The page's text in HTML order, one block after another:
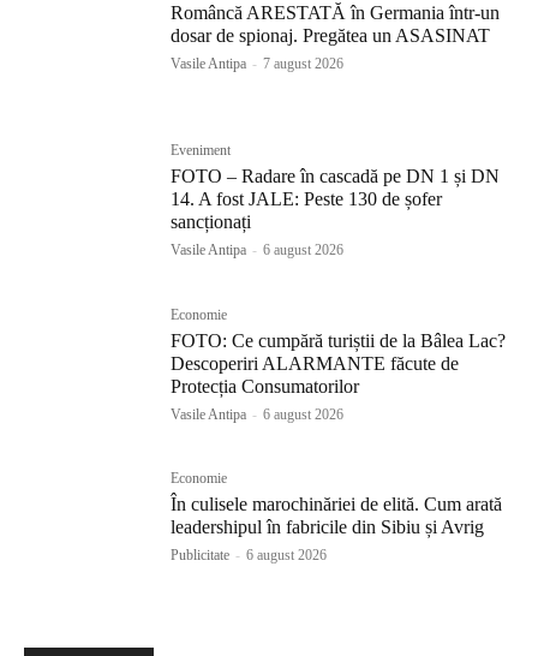
Româncă ARESTATĂ în Germania într-un
dosar de spionaj. Pregătea un ASASINAT
Vasile Antipa - 7 august 2026
Eveniment
FOTO – Radare în cascadă pe DN 1 și DN
14. A fost JALE: Peste 130 de șofer
sancționați
Vasile Antipa - 6 august 2026
Economie
FOTO: Ce cumpără turiștii de la Bâlea Lac?
Descoperiri ALARMANTE făcute de
Protecția Consumatorilor
Vasile Antipa - 6 august 2026
Economie
În culisele marochinăriei de elită. Cum arată
leadershipul în fabricile din Sibiu și Avrig
Publicitate - 6 august 2026